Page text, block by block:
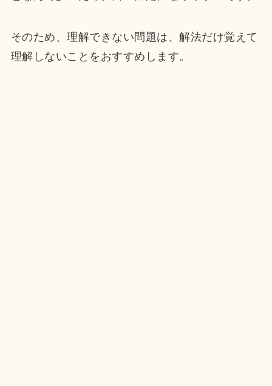
そのため、理解できない問題は、解法だけ覚えて
理解しないことをおすすめします。